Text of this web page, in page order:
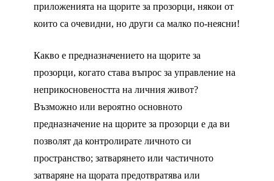
приложенията на щорите за прозорци, някои от
които са очевидни, но други са малко по-неясни!
Какво е предназначението на щорите за
прозорци, когато става въпрос за управление на
неприкосновеността на личния живот?
Възможно или вероятно основното
предназначение на щорите за прозорци е да ви
позволят да контролирате личното си
пространство; затварянето или частичното
затваряне на щората предотвратява или